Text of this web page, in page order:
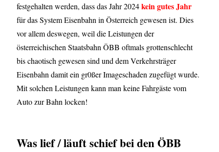
festgehalten werden, dass das Jahr 2024kein gutes Jahr
für das System Eisenbahn in Österreich gewesen ist. Dies
vor allem deswegen, weil die Leistungen der
österreichischen Staatsbahn ÖBB oftmals grottenschlecht
bis chaotisch gewesen sind und dem Verkehrsträger
Eisenbahn damit ein gr0ßer Imageschaden zugefügt wurde.
Mit solchen Leistungen kann man keine Fahrgäste vom
Auto zur Bahn locken!
Was lief / läuft schief bei den ÖBB